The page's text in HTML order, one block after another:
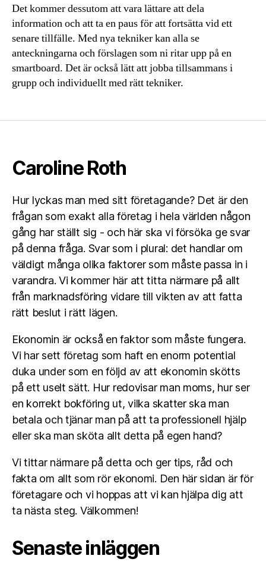
Det kommer dessutom att vara lättare att dela
information och att ta en paus för att fortsätta vid ett
senare tillfälle. Med nya tekniker kan alla se
anteckningarna och förslagen som ni ritar upp på en
smartboard. Det är också lätt att jobba tillsammans i
grupp och individuellt med rätt tekniker.
Caroline Roth
Hur lyckas man med sitt företagande? Det är den
frågan som exakt alla företag i hela världen någon
gång har ställt sig - och här ska vi försöka ge svar
på denna fråga. Svar som i plural: det handlar om
väldigt många olika faktorer som måste passa in i
varandra. Vi kommer här att titta närmare på allt
från marknadsföring vidare till vikten av att fatta
rätt beslut i rätt lägen.
Ekonomin är också en faktor som måste fungera.
Vi har sett företag som haft en enorm potential
duka under som en följd av att ekonomin skötts
på ett uselt sätt. Hur redovisar man moms, hur ser
en korrekt bokföring ut, vilka skatter ska man
betala och tjänar man på att ta professionell hjälp
eller ska man sköta allt detta på egen hand?
Vi tittar närmare på detta och ger tips, råd och
fakta om allt som rör ekonomi. Den här sidan är för
företagare och vi hoppas att vi kan hjälpa dig att
ta nästa steg. Välkommen!
Senaste inläggen